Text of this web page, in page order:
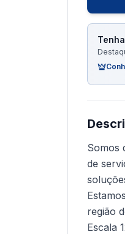
Somos
de
região
Escala